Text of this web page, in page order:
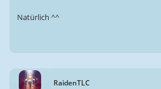
Natürlich ^^
RaidenTLC